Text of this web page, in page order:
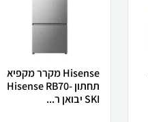
Hisense מקרר ‏מקפיא
תחתון Hisense RB70-
SKI יבואן ר...